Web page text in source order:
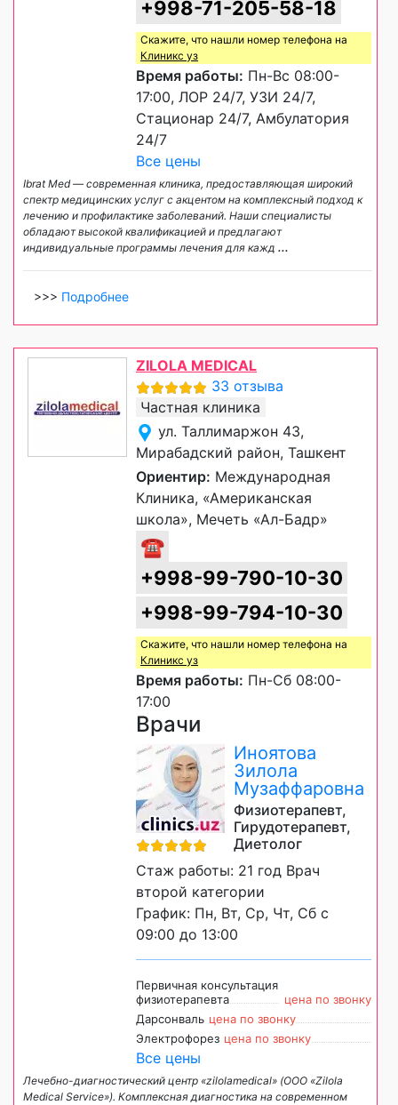
+998-71-205-58-18
Скажите, что нашли номер телефона на
Клиникс уз
Время работы: Пн-Вс 08:00-
17:00, ЛОР 24/7, УЗИ 24/7,
Стационар 24/7, Амбулатория
24/7
Все цены
Ibrat Med — современная клиника, предоставляющая широкий
спектр медицинских услуг с акцентом на комплексный подход к
лечению и профилактике заболеваний. Наши специалисты
обладают высокой квалификацией и предлагают
индивидуальные программы лечения для кажд ...
>>> Подробнее
ZILOLA MEDICAL
33 отзыва
Частная клиника
ул. Таллимаржон 43,
Мирабадский район, Ташкент
Ориентир: Международная
Клиника, «Американская
школа», Мечеть «Ал-Бадр»
☎
+998-99-790-10-30
+998-99-794-10-30
Скажите, что нашли номер телефона на
Клиникс уз
Время работы: Пн-Сб 08:00-
17:00
Врачи
Иноятова
Зилола
Музаффаровна
Физиотерапевт,
Гирудотерапевт,
Диетолог
Стаж работы: 21 год Врач
второй категории
График: Пн, Вт, Ср, Чт, Сб с
09:00 до 13:00
Первичная консультация
физиотерапевта
цена по звонку
Дарсонваль цена по звонку
Электрофорез цена по звонку
Все цены
Лечебно-диагностический центр «zilolamedical» (ООО «Zilola
Medical Service»). Комплексная диагностика на современном